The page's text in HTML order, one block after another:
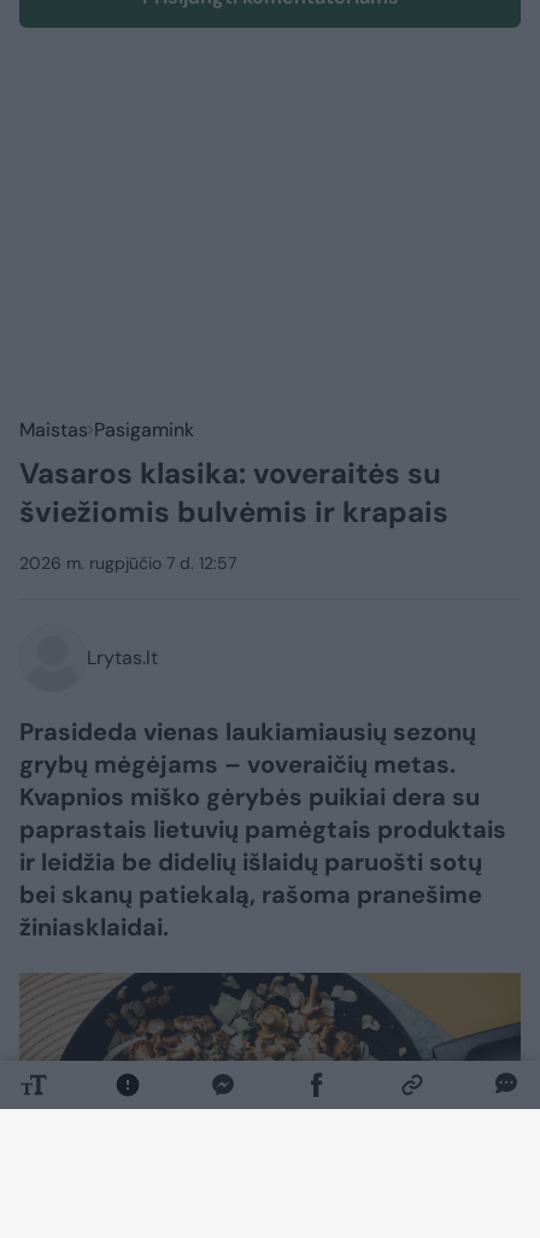
Maistas Pasigamink
Vasaros klasika: voveraitės su
šviežiomis bulvėmis ir krapais
2026 m. rugpjūčio 7 d. 12:57
Lrytas.lt
Prasideda vienas laukiamiausių sezonų
grybų mėgėjams – voveraičių metas.
Kvapnios miško gėrybės puikiai dera su
paprastais lietuvių pamėgtais produktais
ir leidžia be didelių išlaidų paruošti sotų
bei skanų patiekalą, rašoma pranešime
žiniasklaidai.